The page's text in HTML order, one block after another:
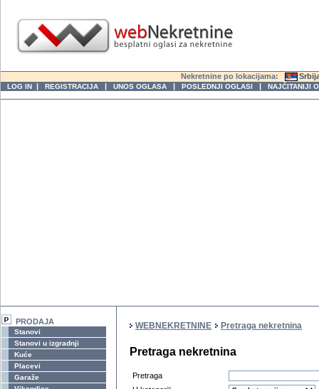
Nekretnine po lokacijama:
LOG IN | REGISTRACIJA | UNOS OGLASA | POSLEDNJI OGLASI | NAJČITANIJI
PRODAJA
Stanovi
Stanovi u izgradnji
Kuće
Placevi
Garaže
WEBNEKRETNINE Pretraga nekretnina
Pretraga nekretnina
Pretraga